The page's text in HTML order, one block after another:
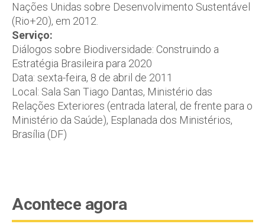
Nações Unidas sobre Desenvolvimento Sustentável
(Rio+20), em 2012.
Serviço:
Diálogos sobre Biodiversidade: Construindo a
Estratégia Brasileira para 2020
Data: sexta-feira, 8 de abril de 2011
Local: Sala San Tiago Dantas, Ministério das
Relações Exteriores (entrada lateral, de frente para o
Ministério da Saúde), Esplanada dos Ministérios,
Brasília (DF)
Acontece agora